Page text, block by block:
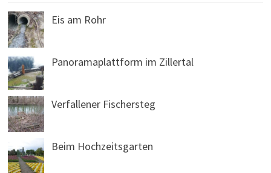
Eis am Rohr
Panoramaplattform im Zillertal
Verfallener Fischersteg
Beim Hochzeitsgarten